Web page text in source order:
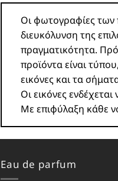
Οι φωτογραφίες των
διευκόλυνση της
πραγματικότητα.
προϊόντα είναι
εικόνες και τα
Οι εικόνες
Με επιφύλαξη κάθε
Eau de parfum